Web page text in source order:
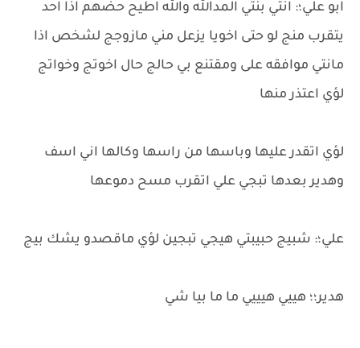
ابو علي؛: انتي بنتي المدالله والله اطيح حضهم اذا احد
يتقرب منج لو حتى اخويا يزعل مني مازوجج لشخص اذا
مانتي موافقه على ومقتنع بي حالج حال اخوتج وخواتج
لؤي اعتذر منها
لؤي اتقدر عليها وباسها من راسها وكالها اني اسف
وهدير بعدها تبجي علي اتقرب مسح دموعها
علي؛: شبيج حبيبتي هيجي تبجين لؤي ماقصدو يشك بيج
هدير؛؛ هييي هيييي ما ما بيا شي